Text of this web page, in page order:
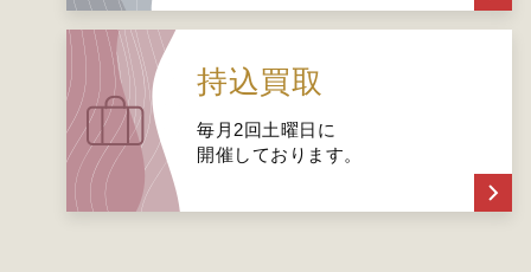
持込買取
毎月2回土曜日に
開催しております。